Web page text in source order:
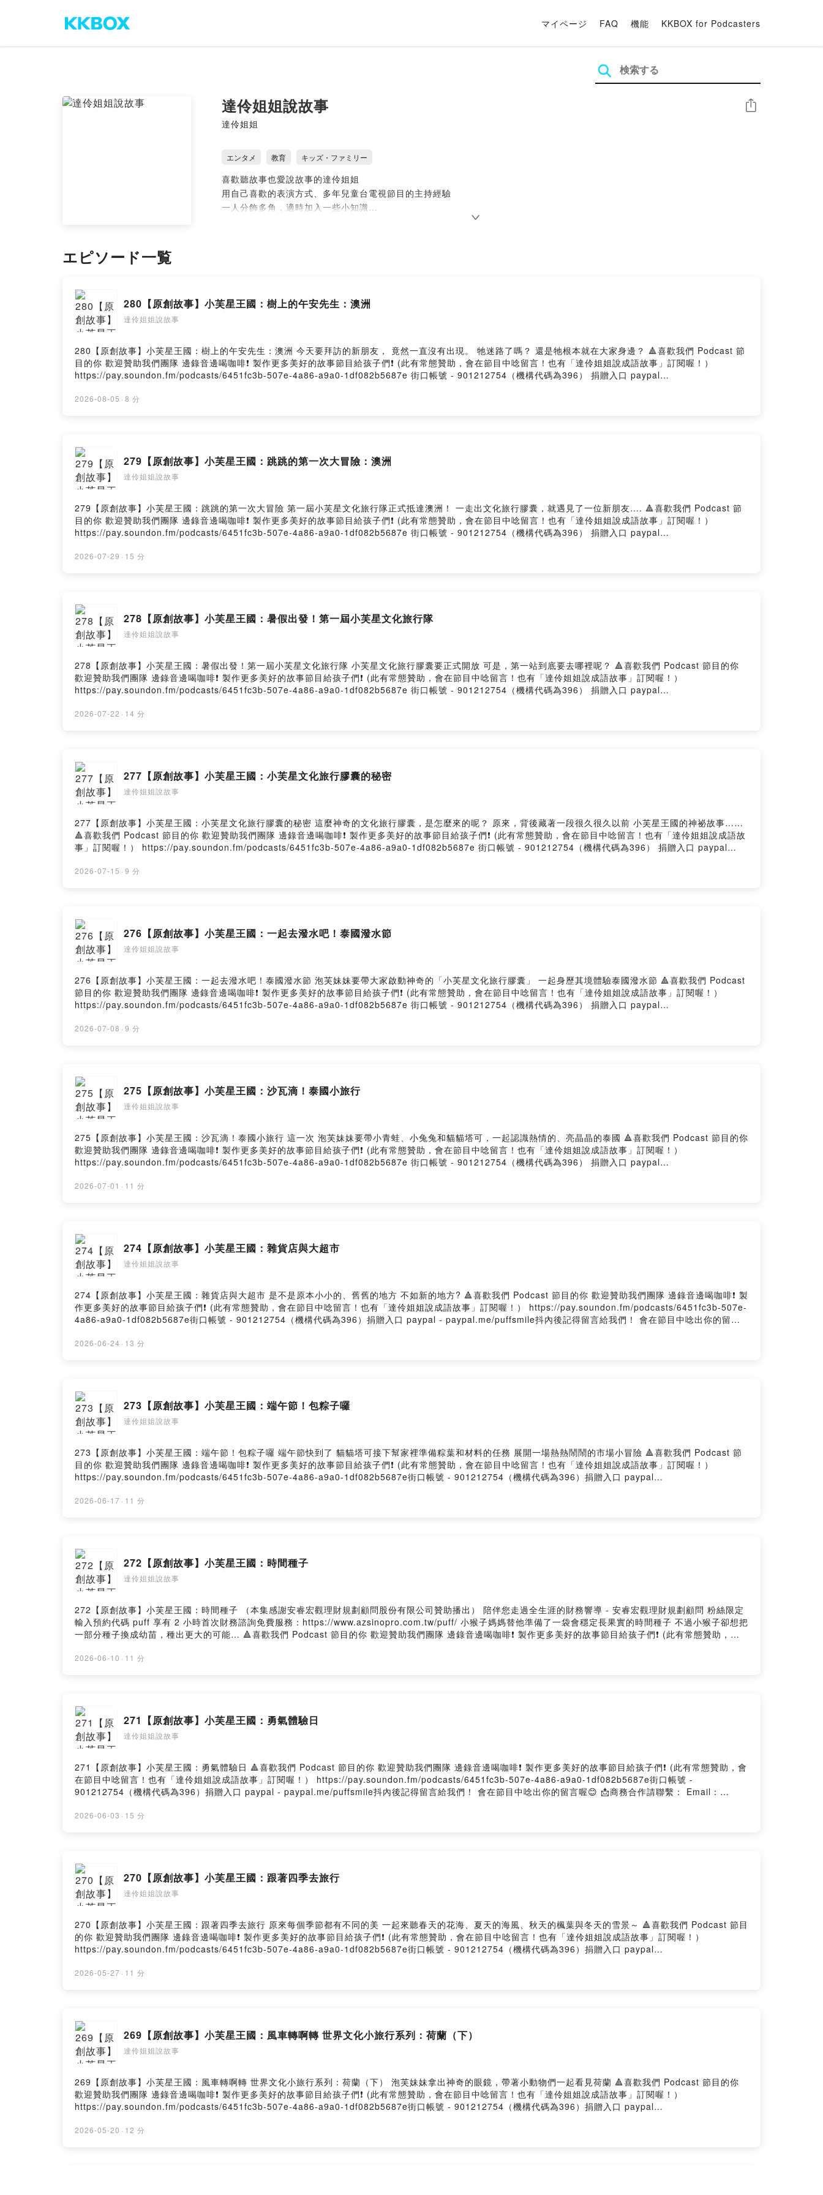
マイページ FAQ 機能 KKBOX for Podcasters
達伶姐姐說故事
達伶姐姐
シェア
エンタメ 教育 キッズ・ファミリー
喜歡聽故事也愛說故事的達伶姐姐
用自己喜歡的表演方式、多年兒童台電視節目的主持經驗
一人分飾多角，適時加入一些小知識
（第六季節目起，更新為 每週三晚間 9:00 上線）
也可以上 FB： “泡芙-達伶姐姐“ 粉絲團，留言給我們❤️
https://www.facebook.com/pppuffsmile
✔️街口帳號 - 901212754（機構代碼為396）
hi~大家好，我是節目主持人達伶姐姐
謝謝大家一直以來喜歡我們的節目。
在製作上，都是我親力親為，花費很多時間精力挑選故事
陪伴孩子～
--
Hosting provided by SoundOn
エピソード一覧
280【原創故事】小芙星王國：樹上的午安先生：澳洲
達伶姐姐說故事
280【原創故事】小芙星王國：樹上的午安先生：澳洲 今天要拜訪的新朋友， 竟然一直沒有出現。 牠迷路了嗎？ 還是牠根本就在大家身邊？ 🔺喜歡我們 Podcast 節
目的你 歡迎贊助我們團隊 邊錄音邊喝咖啡❗️ 製作更多美好的故事節目給孩子們❗️ (此有常態贊助，會在節目中唸留言！也有「達伶姐姐說成語故事」訂閱喔！）
https://pay.soundon.fm/podcasts/6451fc3b-507e-4a86-a9a0-1df082b5687e 街口帳號 - 901212754（機構代碼為396） 捐贈入口 paypal
態廣告－－－－ 【可樂旅遊17瘋搶日】 每月限定3天搶限量優惠！ 1號訂房，享9折優惠，最高折千元 7號票券，享7%優惠，最高折300元 17號機票，享1.7%折扣，
2026-08-05 · 8 分
279【原創故事】小芙星王國：跳跳的第一次大冒險：澳洲
達伶姐姐說故事
279【原創故事】小芙星王國：跳跳的第一次大冒險 第一屆小芙星文化旅行隊正式抵達澳洲！ 一走出文化旅行膠囊，就遇見了一位新朋友…. 🔺喜歡我們 Podcast 節
目的你 歡迎贊助我們團隊 邊錄音邊喝咖啡❗️ 製作更多美好的故事節目給孩子們❗️ (此有常態贊助，會在節目中唸留言！也有「達伶姐姐說成語故事」訂閱喔！）
https://pay.soundon.fm/podcasts/6451fc3b-507e-4a86-a9a0-1df082b5687e 街口帳號 - 901212754（機構代碼為396） 捐贈入口 paypal
SoundOn
2026-07-29 · 15 分
278【原創故事】小芙星王國：暑假出發！第一屆小芙星文化旅行隊
達伶姐姐說故事
278【原創故事】小芙星王國：暑假出發！第一屆小芙星文化旅行隊 小芙星文化旅行膠囊要正式開放 可是，第一站到底要去哪裡呢？ 🔺喜歡我們 Podcast 節目的你
歡迎贊助我們團隊 邊錄音邊喝咖啡❗️ 製作更多美好的故事節目給孩子們❗️ (此有常態贊助，會在節目中唸留言！也有「達伶姐姐說成語故事」訂閱喔！）
https://pay.soundon.fm/podcasts/6451fc3b-507e-4a86-a9a0-1df082b5687e 街口帳號 - 901212754（機構代碼為396） 捐贈入口 paypal
態廣告－－－－ 準備賣房嗎？ 即日起至12月31日， 把房屋專任委託給台南住商不動產，即可參加「好友五吉」抽獎活動，賣房抽五機~有機會抽中最新 iPhone 18！
2026-07-22 · 14 分
277【原創故事】小芙星王國：小芙星文化旅行膠囊的秘密
達伶姐姐說故事
277【原創故事】小芙星王國：小芙星文化旅行膠囊的秘密 這麼神奇的文化旅行膠囊，是怎麼來的呢？ 原來，背後藏著一段很久很久以前 小芙星王國的神祕故事……
🔺喜歡我們 Podcast 節目的你 歡迎贊助我們團隊 邊錄音邊喝咖啡❗️ 製作更多美好的故事節目給孩子們❗️ (此有常態贊助，會在節目中唸留言！也有「達伶姐姐說成語故
事」訂閱喔！） https://pay.soundon.fm/podcasts/6451fc3b-507e-4a86-a9a0-1df082b5687e 街口帳號 - 901212754（機構代碼為396） 捐贈入口 paypal
態廣告－－－－ 旅遊優惠別錯過！可樂旅遊17瘋搶日，每月限定3天搶限量優惠！1號訂房折10%7號票券折7%17號機票折1.7%熱愛自由行的你，肯定要每個月鎖
2026-07-15 · 9 分
276【原創故事】小芙星王國：一起去潑水吧！泰國潑水節
達伶姐姐說故事
276【原創故事】小芙星王國：一起去潑水吧！泰國潑水節 泡芙妹妹要帶大家啟動神奇的「小芙星文化旅行膠囊」 一起身歷其境體驗泰國潑水節 🔺喜歡我們 Podcast
節目的你 歡迎贊助我們團隊 邊錄音邊喝咖啡❗️ 製作更多美好的故事節目給孩子們❗️ (此有常態贊助，會在節目中唸留言！也有「達伶姐姐說成語故事」訂閱喔！）
https://pay.soundon.fm/podcasts/6451fc3b-507e-4a86-a9a0-1df082b5687e 街口帳號 - 901212754（機構代碼為396） 捐贈入口 paypal
態廣告－－－－ 旅遊優惠別錯過！可樂旅遊17瘋搶日，每月限定3天搶限量優惠！1號訂房折10%7號票券折7%17號機票折1.7%熱愛自由行的你，肯定要每個月鎖
2026-07-08 · 9 分
275【原創故事】小芙星王國：沙瓦滴！泰國小旅行
達伶姐姐說故事
275【原創故事】小芙星王國：沙瓦滴！泰國小旅行 這一次 泡芙妹妹要帶小青蛙、小兔兔和貓貓塔可，一起認識熱情的、亮晶晶的泰國 🔺喜歡我們 Podcast 節目的你
歡迎贊助我們團隊 邊錄音邊喝咖啡❗️ 製作更多美好的故事節目給孩子們❗️ (此有常態贊助，會在節目中唸留言！也有「達伶姐姐說成語故事」訂閱喔！）
https://pay.soundon.fm/podcasts/6451fc3b-507e-4a86-a9a0-1df082b5687e 街口帳號 - 901212754（機構代碼為396） 捐贈入口 paypal
SoundOn
2026-07-01 · 11 分
274【原創故事】小芙星王國：雜貨店與大超市
達伶姐姐說故事
274【原創故事】小芙星王國：雜貨店與大超市 是不是原本小小的、舊舊的地方 不如新的地方? 🔺喜歡我們 Podcast 節目的你 歡迎贊助我們團隊 邊錄音邊喝咖啡❗️ 製
作更多美好的故事節目給孩子們❗️ (此有常態贊助，會在節目中唸留言！也有「達伶姐姐說成語故事」訂閱喔！） https://pay.soundon.fm/podcasts/6451fc3b-507e-
4a86-a9a0-1df082b5687e街口帳號 - 901212754（機構代碼為396）捐贈入口 paypal - paypal.me/puffsmile抖內後記得留言給我們！ 會在節目中唸出你的留言
2026-06-24 · 13 分
273【原創故事】小芙星王國：端午節！包粽子囉
達伶姐姐說故事
273【原創故事】小芙星王國：端午節！包粽子囉 端午節快到了 貓貓塔可接下幫家裡準備粽葉和材料的任務 展開一場熱熱鬧鬧的市場小冒險 🔺喜歡我們 Podcast 節
目的你 歡迎贊助我們團隊 邊錄音邊喝咖啡❗️ 製作更多美好的故事節目給孩子們❗️ (此有常態贊助，會在節目中唸留言！也有「達伶姐姐說成語故事」訂閱喔！）
https://pay.soundon.fm/podcasts/6451fc3b-507e-4a86-a9a0-1df082b5687e街口帳號 - 901212754（機構代碼為396）捐贈入口 paypal
SoundOn
2026-06-17 · 11 分
272【原創故事】小芙星王國：時間種子
達伶姐姐說故事
272【原創故事】小芙星王國：時間種子 （本集感謝安睿宏觀理財規劃顧問股份有限公司贊助播出） 陪伴您走過全生涯的財務響導 - 安睿宏觀理財規劃顧問 粉絲限定
輸入預約代碼 puff 享有 2 小時首次財務諮詢免費服務：https://www.azsinopro.com.tw/puff/ 小猴子媽媽替他準備了一袋會穩定長果實的時間種子 不過小猴子卻想把
一部分種子換成幼苗，種出更大的可能… 🔺喜歡我們 Podcast 節目的你 歡迎贊助我們團隊 邊錄音邊喝咖啡❗️ 製作更多美好的故事節目給孩子們❗️ (此有常態贊助，會
901212754（機構代碼為396）捐贈入口 paypal - paypal.me/puffsmile抖內後記得留言給我們！ 會在節目中唸出你的留言喔😊 📩商務合作請聯繫： Email：
2026-06-10 · 11 分
271【原創故事】小芙星王國：勇氣體驗日
達伶姐姐說故事
271【原創故事】小芙星王國：勇氣體驗日 🔺喜歡我們 Podcast 節目的你 歡迎贊助我們團隊 邊錄音邊喝咖啡❗️ 製作更多美好的故事節目給孩子們❗️ (此有常態贊助，會
在節目中唸留言！也有「達伶姐姐說成語故事」訂閱喔！） https://pay.soundon.fm/podcasts/6451fc3b-507e-4a86-a9a0-1df082b5687e街口帳號 -
901212754（機構代碼為396）捐贈入口 paypal - paypal.me/puffsmile抖內後記得留言給我們！ 會在節目中唸出你的留言喔😊 📩商務合作請聯繫： Email：
2026-06-03 · 15 分
270【原創故事】小芙星王國：跟著四季去旅行
達伶姐姐說故事
270【原創故事】小芙星王國：跟著四季去旅行 原來每個季節都有不同的美 一起來聽春天的花海、夏天的海風、秋天的楓葉與冬天的雪景～ 🔺喜歡我們 Podcast 節目
的你 歡迎贊助我們團隊 邊錄音邊喝咖啡❗️ 製作更多美好的故事節目給孩子們❗️ (此有常態贊助，會在節目中唸留言！也有「達伶姐姐說成語故事」訂閱喔！）
https://pay.soundon.fm/podcasts/6451fc3b-507e-4a86-a9a0-1df082b5687e街口帳號 - 901212754（機構代碼為396）捐贈入口 paypal
SoundOn
2026-05-27 · 11 分
269【原創故事】小芙星王國：風車轉啊轉 世界文化小旅行系列：荷蘭（下）
達伶姐姐說故事
269【原創故事】小芙星王國：風車轉啊轉 世界文化小旅行系列：荷蘭（下） 泡芙妹妹拿出神奇的眼鏡，帶著小動物們一起看見荷蘭 🔺喜歡我們 Podcast 節目的你
歡迎贊助我們團隊 邊錄音邊喝咖啡❗️ 製作更多美好的故事節目給孩子們❗️ (此有常態贊助，會在節目中唸留言！也有「達伶姐姐說成語故事」訂閱喔！）
https://pay.soundon.fm/podcasts/6451fc3b-507e-4a86-a9a0-1df082b5687e街口帳號 - 901212754（機構代碼為396）捐贈入口 paypal
SoundOn
2026-05-20 · 12 分